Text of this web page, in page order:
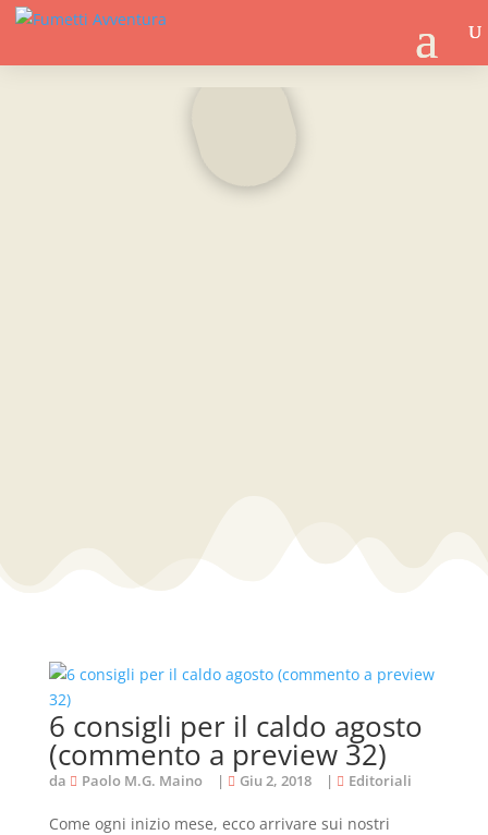
6 consigli per il caldo agosto
(commento a preview 32)
da Paolo M.G. Maino | Giu 2, 2018 | Editoriali
Come ogni inizio mese, ecco arrivare sui nostri